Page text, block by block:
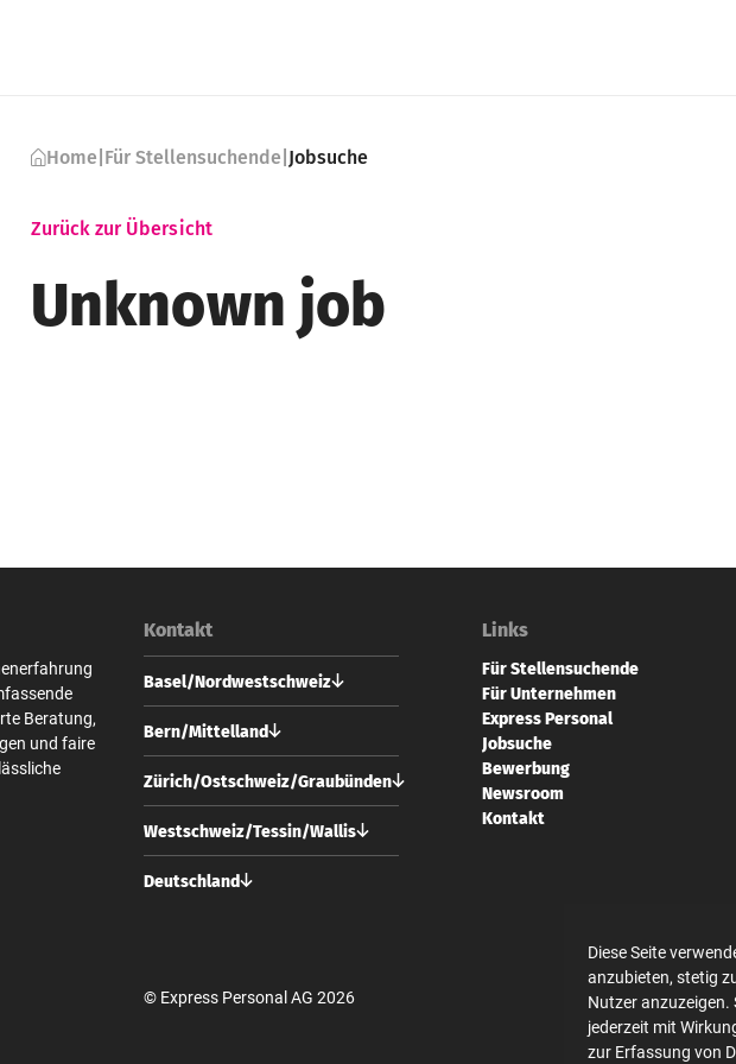
Home|Für Stellensuchende|Jobsuche
Zurück zur Übersicht
Unknown job
Beratung,
und faire
Kontakt
Basel/Nordwestschweiz
Express Personal AG
Steinenvorstadt 73
CH-4010 Basel
+41 61 228 70 10
basel@expresspersonal.ch
Bern/Mittelland
Express Personal AG
Zeughausgasse 24
CH-3001 Bern
+41 31 318 98 18
bern@expresspersonal.ch
Zürich/Ostschweiz/Graubünden
Express Personal AG
Bahnhofstrasse 10
CH-8001 Zürich
Westschweiz/Tessin/Wallis
Express Personal AG
Zeughausgasse 24
bern@expresspersonal.ch
Deutschland
+49 30 700 140 340
Links
Für Stellensuchende
Für Unternehmen
Express Personal
Jobsuche
Bewerbung
Newsroom
Kontakt
© Express Personal AG 2026
Diese Seite
anzubieten, stetig
Nutzer
jederzeit mit
zur Erfassung von